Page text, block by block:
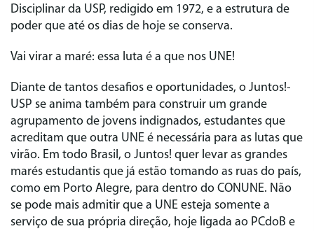
Disciplinar da USP, redigido em 1972, e a estrutura de
poder que até os dias de hoje se conserva.
Vai virar a maré: essa luta é a que nos UNE!
Diante de tantos desafios e oportunidades, o Juntos!-
USP se anima também para construir um grande
agrupamento de jovens indignados, estudantes que
acreditam que outra UNE é necessária para as lutas que
virão. Em todo Brasil, o Juntos! quer levar as grandes
marés estudantis que já estão tomando as ruas do país,
como em Porto Alegre, para dentro do CONUNE. Não
se pode mais admitir que a UNE esteja somente a
serviço de sua própria direção, hoje ligada ao PCdoB e